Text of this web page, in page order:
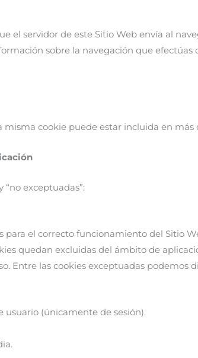
el servidor de este Sitio Web envía al
sobre la navegación que efectúas
misma cookie puede estar incluida en más
exceptuadas”:
el correcto funcionamiento del Sitio
quedan excluidas del ámbito de
Entre las cookies exceptuadas podemos
(únicamente de sesión).